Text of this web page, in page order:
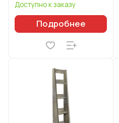
Доступно к заказу
Подробнее